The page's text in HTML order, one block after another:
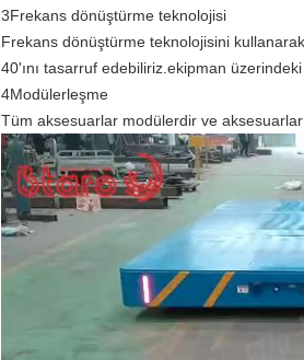
3Frekans dönüştürme teknolojisi
Frekans dönüştürme teknolojisini
40'ını tasarruf edebiliriz.ekipman
4Modülerleşme
Tüm aksesuarlar modülerdir ve